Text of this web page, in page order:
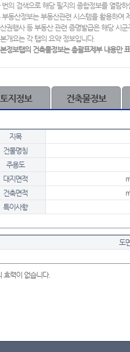
번의 검색으로 해당 필지의 종합정보를 열람하
부동산정보는 부동산관련 시스템을 활용하여
권행사 등 부동산 관련 증명발급은 해당 시
개요는 각 탭의 요약 정보입니다.
정보탭의 건축물정보는 총괄표제부 내용만
토지정보 건축물정보
지목
건물명칭
주용도
대지면적
건축면적
특이사항
도
효력이 없습니다.